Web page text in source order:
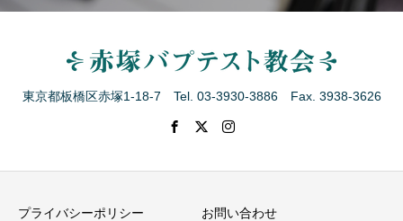
東京都板橋区赤塚1-18-7 Tel. 03-3930-3886 Fax. 3938-3626
プライバシーポリシー お問い合わせ